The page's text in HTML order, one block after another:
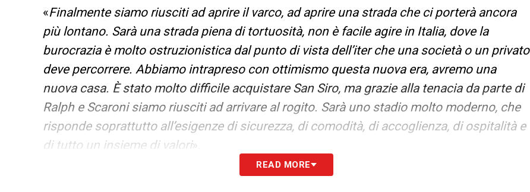
«Finalmente siamo riusciti ad aprire il varco, ad aprire una strada che ci porterà ancora
più lontano. Sarà una strada piena di tortuosità, non è facile agire in Italia, dove la
burocrazia è molto ostruzionistica dal punto di vista dell’iter che una società o un privato
deve percorrere. Abbiamo intrapreso con ottimismo questa nuova era, avremo una
nuova casa. È stato molto difficile acquistare San Siro, ma grazie alla tenacia da parte di
Ralph e Scaroni siamo riusciti ad arrivare al rogito. Sarà uno stadio molto moderno, che
risponde soprattutto all’esigenze di sicurezza, di comodità, di accoglienza, di ospitalità e
di tutto un insieme di valori».
Da quando è all’Inter, qual è la serata che l’ha fatta emozionare di più a San Siro?
READ MORE